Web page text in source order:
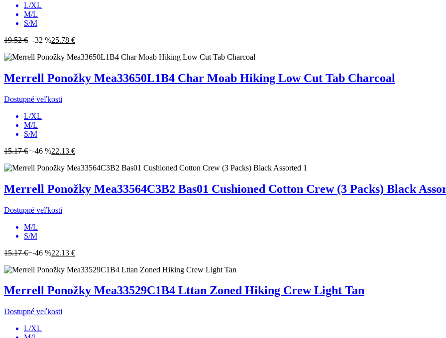
L/XL
M/L
S/M
19.52 €−-32 %25.78 €
Merrell Ponožky Mea33650L1B4 Char Moab Hiking Low Cut Tab Charcoal
Dostupné veľkosti
L/XL
M/L
S/M
15.17 €−-46 %22.13 €
Merrell Ponožky Mea33564C3B2 Bas01 Cushioned Cotton Crew (3 Packs) Black
Dostupné veľkosti
M/L
S/M
15.17 €−-46 %22.13 €
Merrell Ponožky Mea33529C1B4 Lttan Zoned Hiking Crew Light Tan
Dostupné veľkosti
L/XL